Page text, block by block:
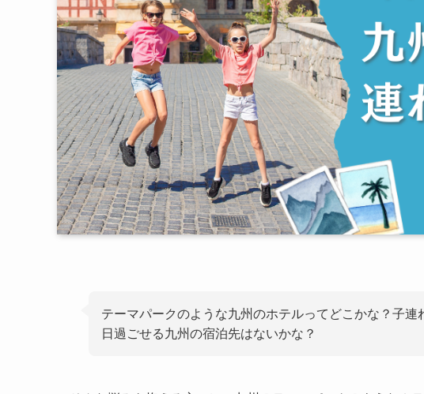
テーマパークのような九州のホテルってどこかな？子連
日過ごせる九州の宿泊先はないかな？